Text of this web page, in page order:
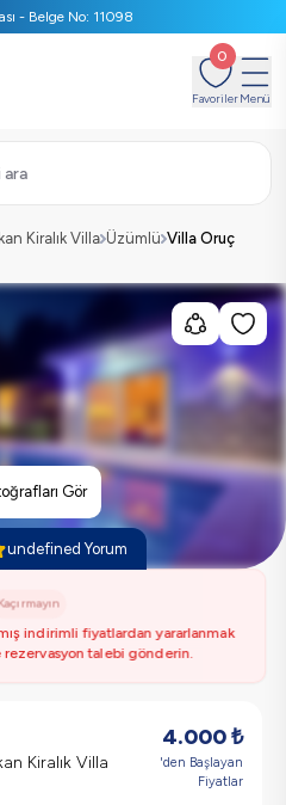
- Belge No: 11098
0
FavorilerMenü
Kiralık Villa Üzümlü Villa Oruç
Gör
undefined Yorum
indirimli fiyatlardan yararlanmak
talebi gönderin.
Kiralık Villa
4.000₺
'den Başlayan
Fiyatlar